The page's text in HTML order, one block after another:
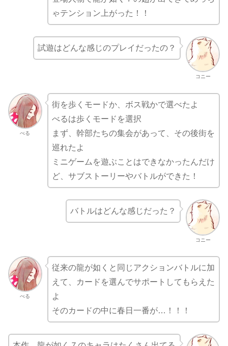
ゃテンション上がった！！
コニー
試遊はどんな感じのプレイだったの？
べる
街を歩くモードか、ボス戦かで選べたよ
べるは歩くモードを選択
まず、幹部たちの集会があって、その後街を
巡れたよ
ミニゲームを遊ぶことはできなかったんだけ
ど、サブストーリーやバトルができた！
コニー
バトルはどんな感じだった？
べる
従来の龍が如くと同じアクションバトルに加
えて、カードを選んでサポートしてもらえた
よ
そのカードの中に春日一番が…！！！